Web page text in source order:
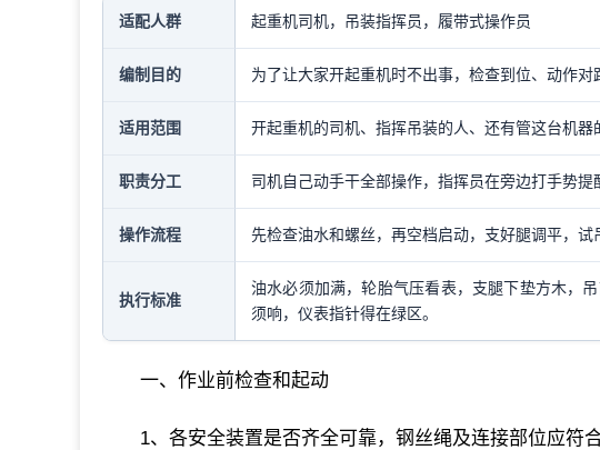
适配人群 起重机司机，吊装指挥员，履带式操作员
编制目的 为了让大家开起重机时不出事，检查到位、动作对
适用范围 开起重机的司机、指挥吊装的人、还有管这台机器
职责分工 司机自己动手干全部操作，指挥员在旁边打手势提
操作流程 先检查油水和螺丝，再空档启动，支好腿调平，试
执行标准
油水必须加满，轮胎气压看表，支腿下垫方木，
须响，仪表指针得在绿区。
一、作业前检查和起动
1、各安全装置是否齐全可靠，钢丝绳及连接部位应符合